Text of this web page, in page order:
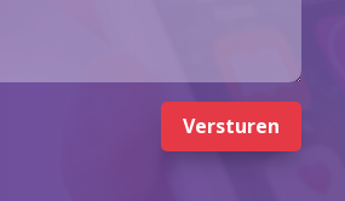
Versturen